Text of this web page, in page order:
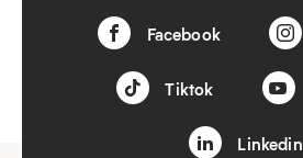
Facebook
Tiktok
Linkedin